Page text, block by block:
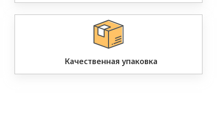
Качественная упаковка